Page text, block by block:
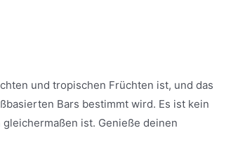
und tropischen Früchten ist, und das
Bars bestimmt wird. Es ist kein
ist. Genieße deinen